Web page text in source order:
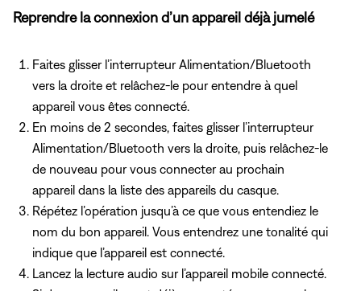
Reprendre la connexion d’un appareil déjà jumelé
Faites glisser l’interrupteur Alimentation/Bluetooth
vers la droite et relâchez-le pour entendre à quel
appareil vous êtes connecté.
En moins de 2 secondes, faites glisser l’interrupteur
Alimentation/Bluetooth vers la droite, puis relâchez-le
de nouveau pour vous connecter au prochain
appareil dans la liste des appareils du casque.
Répétez l’opération jusqu’à ce que vous entendiez le
nom du bon appareil. Vous entendrez une tonalité qui
indique que l’appareil est connecté.
Lancez la lecture audio sur l’appareil mobile connecté.